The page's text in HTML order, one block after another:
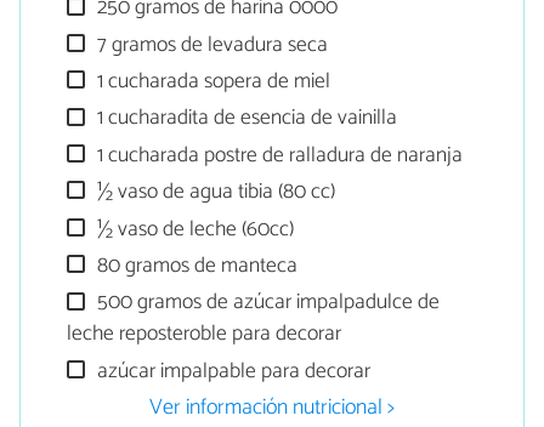
250 gramos de harina 0000
7 gramos de levadura seca
1 cucharada sopera de miel
1 cucharadita de esencia de vainilla
1 cucharada postre de ralladura de naranja
½ vaso de agua tibia (80 cc)
½ vaso de leche (60cc)
80 gramos de manteca
500 gramos de azúcar impalpadulce de
leche reposteroble para decorar
azúcar impalpable para decorar
Ver información nutricional >